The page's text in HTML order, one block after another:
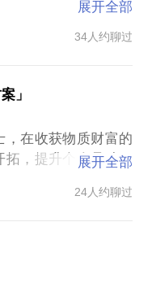
断推出各种高大上
，面对如此眼花缭
脉背景知识一无所
场展览，一起探讨下
展开全部
34人约聊过
」
，在收获物质财富的
拓，提升个人品味，
拥有原创艺术品，装
展开全部
24人约聊过